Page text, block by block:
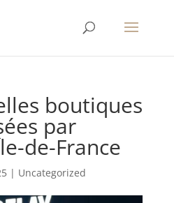
boutiques
par
de-France
| Uncategorized